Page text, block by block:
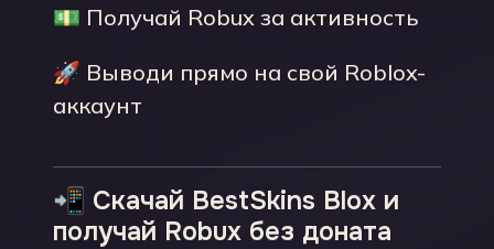
💵 Получай Robux за активность
🚀 Выводи прямо на свой Roblox-
аккаунт
📲 Скачай BestSkins Blox и
получай Robux без доната